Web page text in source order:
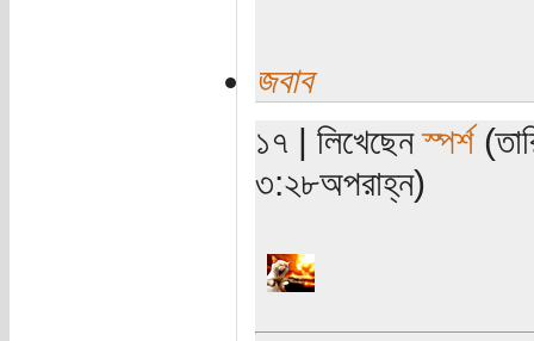
জবাব
১৭ | লিখেছেনস্পর্শ
৩:২৮অপরাহ্ন)